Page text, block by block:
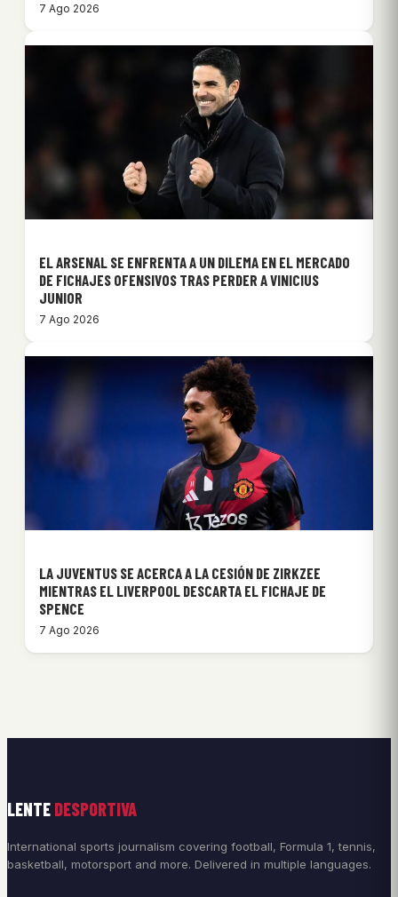
7 Ago 2026
EL ARSENAL SE ENFRENTA A UN DILEMA EN EL MERCADO
DE FICHAJES OFENSIVOS TRAS PERDER A VINICIUS
JUNIOR
7 Ago 2026
LA JUVENTUS SE ACERCA A LA CESIÓN DE ZIRKZEE
MIENTRAS EL LIVERPOOL DESCARTA EL FICHAJE DE
SPENCE
7 Ago 2026
LENTE DESPORTIVA
International sports journalism covering football, Formula 1, tennis,
basketball, motorsport and more. Delivered in multiple languages.